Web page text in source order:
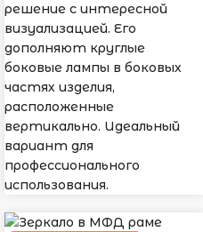
решение с интересной
визуализацией. Его
дополняют круглые
боковые лампы в боковых
частях изделия,
расположенные
вертикально. Идеальный
вариант для
профессионального
использования.